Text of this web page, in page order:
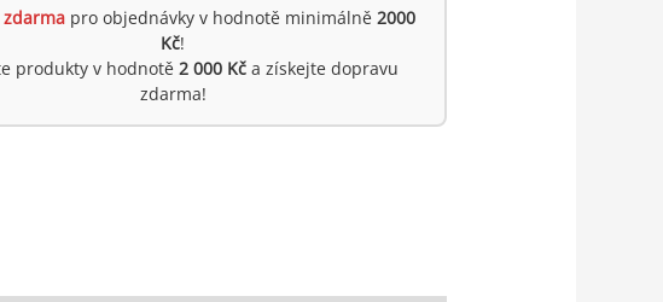
zdarmapro objednávky v hodnotě minimálně 2000
Kč!
produkty v hodnotě 2 000 Kča získejte dopravu
zdarma!